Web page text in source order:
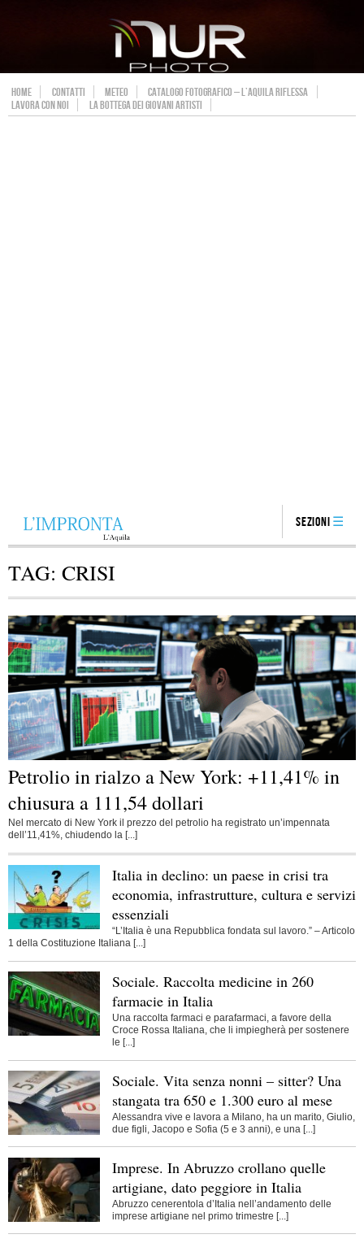
HOME CONTATTI METEO
CATALOGO FOTOGRAFICO – L’AQUILA RIFLESSA
LAVORA CON NOI
LA BOTTEGA DEI GIOVANI ARTISTI
Sezioni
TAG: CRISI
Petrolio in rialzo a New York: +11,41% in
chiusura a 111,54 dollari
Nel mercato di New York il prezzo del petrolio ha registrato un’impennata
dell’11,41%, chiudendo la [...]
Italia in declino: un paese in crisi tra
economia, infrastrutture, cultura e servizi
essenziali
“L’Italia è una Repubblica fondata sul lavoro.” – Articolo
1 della Costituzione Italiana [...]
Sociale. Raccolta medicine in 260
farmacie in Italia
Una raccolta farmaci e parafarmaci, a favore della
Croce Rossa Italiana, che li impiegherà per sostenere
le [...]
Sociale. Vita senza nonni – sitter? Una
stangata tra 650 e 1.300 euro al mese
Alessandra vive e lavora a Milano, ha un marito, Giulio,
due figli, Jacopo e Sofia (5 e 3 anni), e una [...]
Imprese. In Abruzzo crollano quelle
artigiane, dato peggiore in Italia
Abruzzo cenerentola d’Italia nell’andamento delle
imprese artigiane nel primo trimestre [...]